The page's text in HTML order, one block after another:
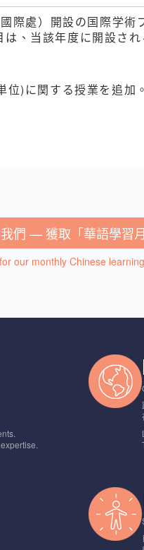
際處）開設の国際学術
、当該年度に開設さ
)に関する授業を追加。
們 — 獲取「華語學習月
our monthly Chinese